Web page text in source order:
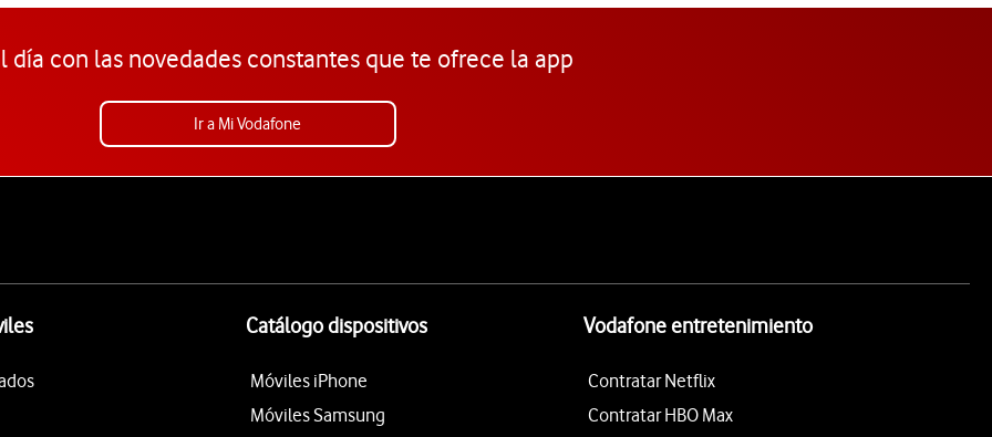
día con las novedades constantes que te ofrece la app
Ir a Mi Vodafone
Catálogo dispositivos
Móviles iPhone
Móviles Samsung
Vodafone entretenimiento
Contratar Netflix
Contratar HBO Max